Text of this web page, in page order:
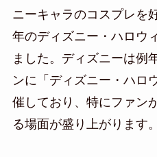
ニーキャラのコスプレを
年のディズニー・ハロウ
ました。ディズニーは例
ンに「ディズニー・ハロ
催しており、特にファン
る場面が盛り上がります。